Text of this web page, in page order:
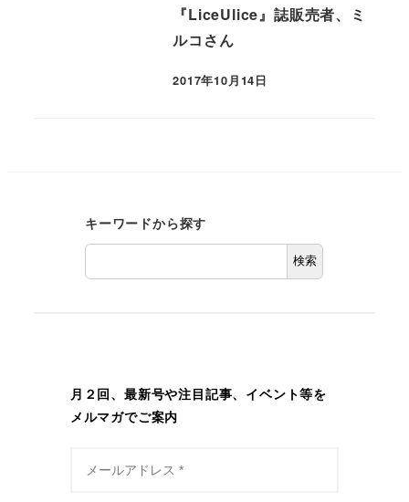
『LiceUlice』誌販売者、ミ
ルコさん
2017年10月14日
キーワードから探す
検索
月２回、最新号や注目記事、イベント等を
メルマガでご案内